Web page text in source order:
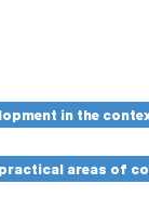
in the
areas of